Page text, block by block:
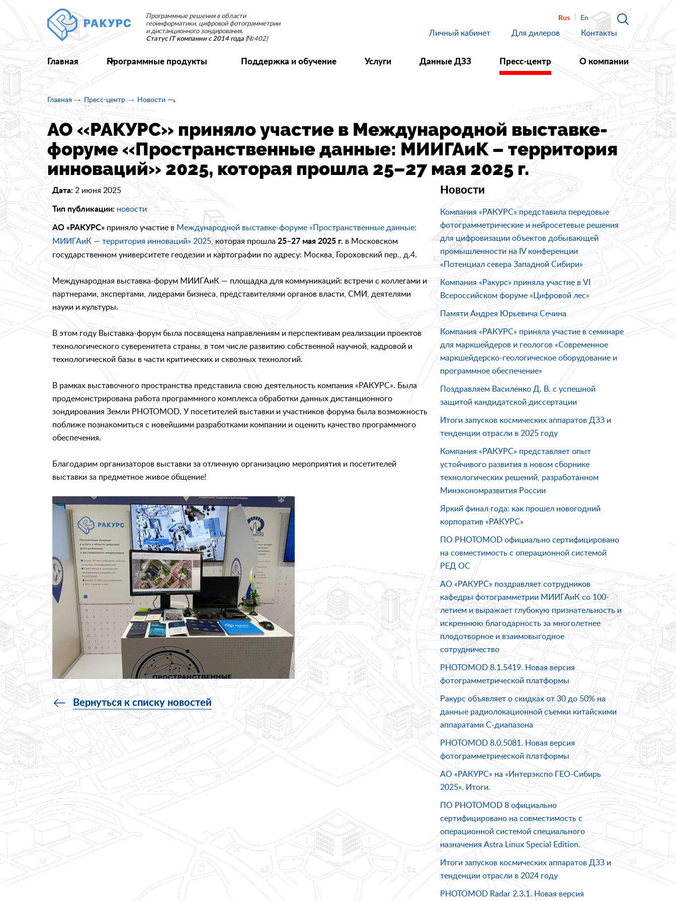
Программные решения в области
геоинформатики, цифровой фотограмметрии
и дистанционного зондирования.
Статус IT компании с 2014 года (№402)
Rus En
Личный кабинет Для дилеров Контакты
Главная Программные продукты Поддержка и обучение Услуги Данные ДЗЗ Пресс‑центр О компании
Главная Пресс-центр Новости
АО «РАКУРС» приняло участие в Международной выставке-
форуме «Пространственные данные: МИИГАиК – территория
инноваций» 2025, которая прошла 25–27 мая 2025 г.
Новости
Компания «РАКУРС» представила передовые
фотограмметрические и нейросетевые решения
для цифровизации объектов добывающей
промышленности на IV конференции
«Потенциал севера Западной Сибири»
Компания «Ракурс» приняла участие в VI
Всероссийском форуме «Цифровой лес»
Памяти Андрея Юрьевича Сечина
Компания «РАКУРС» приняла участие в семинаре
для маркшейдеров и геологов «Современное
маркшейдерско-геологическое оборудование и
программное обеспечение»
Поздравляем Василенко Д. В. с успешной
защитой кандидатской диссертации
Итоги запусков космических аппаратов ДЗЗ и
тенденции отрасли в 2025 году
Компания «РАКУРС» представляет опыт
устойчивого развития в новом сборнике
технологических решений, разработанном
Минэкономразвития России
Яркий финал года: как прошел новогодний
корпоратив «РАКУРС»
ПО PHOTOMOD официально сертифицировано
на совместимость с операционной системой
РЕД ОС
АО «РАКУРС» поздравляет сотрудников
кафедры фотограмметрии МИИГАиК со 100-
летием и выражает глубокую признательность и
искреннюю благодарность за многолетнее
плодотворное и взаимовыгодное
сотрудничество
PHOTOMOD 8.1.5419. Новая версия
фотограмметрической платформы
Ракурс объявляет о скидках от 30 до 50% на
данные радиолокационной съемки китайскими
аппаратами C-диапазона
PHOTOMOD 8.0.5081. Новая версия
фотограмметрической платформы
АО «РАКУРС» на «Интерэкспо ГEO-Сибирь
2025 ». Итоги.
ПО PHOTOMOD 8 официально
сертифицировано на совместимость с
операционной системой специального
назначения Astra Linux Special Edition.
Итоги запусков космических аппаратов ДЗЗ и
тенденции отрасли в 2024 году
PHOTOMOD Radar 2.3.1. Новая версия
Дата: 2 июня 2025
Тип публикации: новости
АО «РАКУРС» приняло участие вМеждународной выставке-форуме «Пространственные данные:
МИИГАиК — территория инноваций» 2025, которая прошла 25–27 мая 2025 г. в Московском
государственном университете геодезии и картографии по адресу: Москва, Гороховский пер., д.4.
Международная выставка-форум МИИГАиК — площадка для коммуникаций: встречи с коллегами и
партнерами, экспертами, лидерами бизнеса, представителями органов власти, СМИ, деятелями
науки и культуры.
В этом году Выставка-форум была посвящена направлениям и перспективам реализации проектов
технологического суверенитета страны, в том числе развитию собственной научной, кадровой и
технологической базы в части критических и сквозных технологий.
В рамках выставочного пространства представила свою деятельность компания «РАКУРС». Была
продемонстрирована работа программного комплекса обработки данных дистанционного
зондирования Земли PHOTOMOD. У посетителей выставки и участников форума была возможность
поближе познакомиться с новейшими разработками компании и оценить качество программного
обеспечения.
Благодарим организаторов выставки за отличную организацию мероприятия и посетителей
выставки за предметное живое общение!
Вернуться к списку новостей